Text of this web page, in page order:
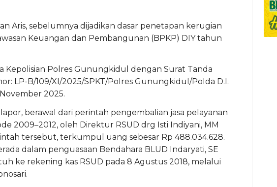
Aris, sebelumnya dijadikan dasar penetapan kerugian
Keuangan dan Pembangunan (BPKP) DIY tahun
Kepolisian Polres Gunungkidul dengan Surat Tanda
LP-B/109/XI/2025/SPKT/Polres Gunungkidul/Polda D.I.
2025.
berawal dari perintah pengembalian jasa pelayanan
2009–2012, oleh Direktur RSUD drg Isti Indiyani, MM
tersebut, terkumpul uang sebesar Rp 488.034.628.
dalam penguasaan Bendahara BLUD Indaryati, SE
ke rekening kas RSUD pada 8 Agustus 2018, melalui